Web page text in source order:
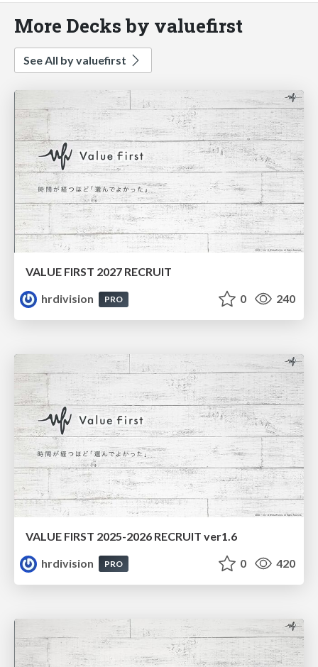
More Decks by valuefirst
See All by valuefirst
VALUE FIRST 2027 RECRUIT
hrdivision
PRO 0 240
VALUE FIRST 2025-2026 RECRUIT ver1.6
hrdivision
PRO 0 420